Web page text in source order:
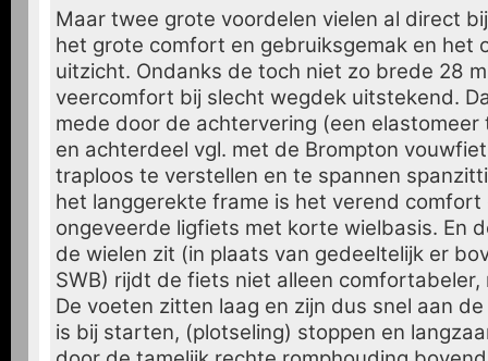
Maar twee grote voordelen vielen al direct
het grote comfort en gebruiksgemak en het
uitzicht. Ondanks de toch niet zo brede 28
veercomfort bij slecht wegdek uitstekend.
mede door de achtervering (een
en achterdeel vgl. met de Brompton
traploos te verstellen en te spannen
het langgerekte frame is het verend
ongeveerde ligfiets met korte wielbasis. En
de wielen zit (in plaats van gedeeltelijk er
SWB) rijdt de fiets niet alleen comfortabeler,
De voeten zitten laag en zijn dus snel aan
is bij starten, (plotseling) stoppen en